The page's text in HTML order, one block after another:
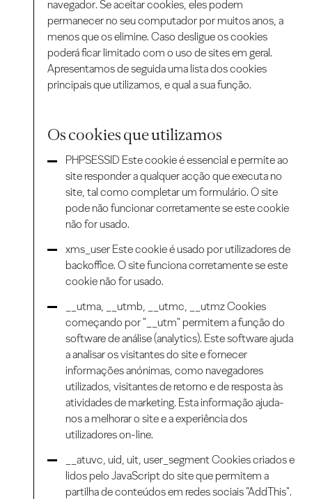
navegador. Se aceitar cookies, eles podem
permanecer no seu computador por muitos anos, a
menos que os elimine. Caso desligue os cookies
poderá ficar limitado com o uso de sites em geral.
Apresentamos de seguida uma lista dos cookies
principais que utilizamos, e qual a sua função.
Os cookies que utilizamos
PHPSESSID Este cookie é essencial e permite ao
site responder a qualquer acção que executa no
site, tal como completar um formulário. O site
pode não funcionar corretamente se este cookie
não for usado.
xms_user Este cookie é usado por utilizadores de
backoffice. O site funciona corretamente se este
cookie não for usado.
__utma, __utmb, __utmc, __utmz Cookies
começando por "__utm" permitem a função do
software de análise (analytics). Este software ajuda
a analisar os visitantes do site e fornecer
informações anónimas, como navegadores
utilizados, visitantes de retorno e de resposta às
atividades de marketing. Esta informação ajuda-
nos a melhorar o site e a experiência dos
utilizadores on-line.
__atuvc, uid, uit, user_segment Cookies criados e
lidos pelo JavaScript do site que permitem a
partilha de conteúdos em redes sociais "AddThis".